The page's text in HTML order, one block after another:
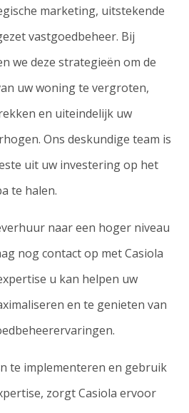
marketing, uitstekende
vastgoedbeheer. Bij
we deze strategieën om de
uw woning te vergroten,
en uiteindelijk uw
Ons deskundige team is
uit uw investering op het
te halen.
naar een hoger niveau
nog contact op met Casiola
u kan helpen uw
en te genieten van
te implementeren en gebruik
zorgt Casiola ervoor